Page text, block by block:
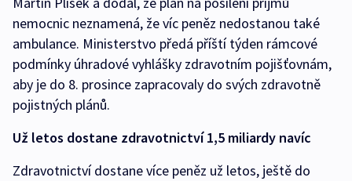
nemocnic neznamená, že víc peněz nedostanou také
ambulance. Ministerstvo předá příští týden rámcové
podmínky úhradové vyhlášky zdravotním pojišťovnám,
aby je do 8. prosince zapracovaly do svých zdravotně
pojistných plánů.
Už letos dostane zdravotnictví 1,5 miliardy navíc
Zdravotnictví dostane více peněz už letos, ještě do